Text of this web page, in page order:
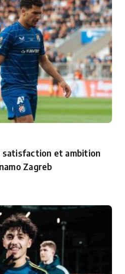
et ambition
Zagreb